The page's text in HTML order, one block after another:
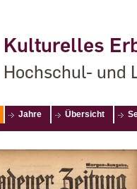
Kulturelles
Hochschul- und
Jahre Übersicht